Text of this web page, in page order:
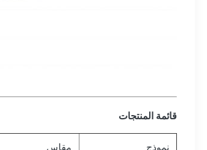
قائمة المنتجات
نموذج مقاس